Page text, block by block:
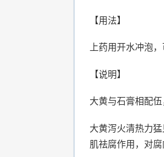
【用法】
上药用开水冲泡
【说明】
大黄与石膏相配伍
大黄泻火清热力
肌祛腐作用，对